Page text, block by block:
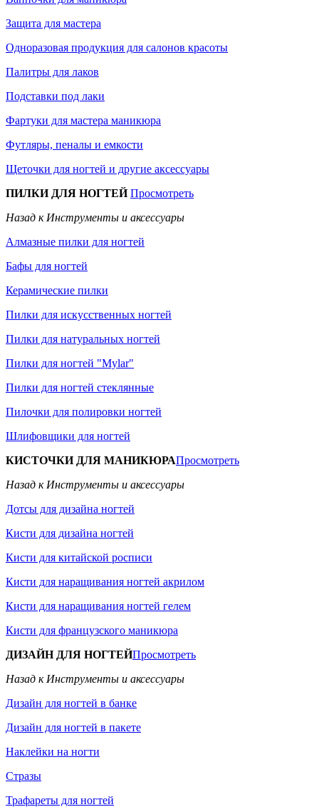
Защита для мастера
Одноразовая продукция для салонов красоты
Палитры для лаков
Подставки под лаки
Фартуки для мастера маникюра
Футляры, пеналы и емкости
Щеточки для ногтей и другие аксессуары
ПИЛКИ ДЛЯ НОГТЕЙПросмотреть
Назад к Инструменты и аксессуары
Алмазные пилки для ногтей
Бафы для ногтей
Керамические пилки
Пилки для искусственных ногтей
Пилки для натуральных ногтей
Пилки для ногтей "Mylar"
Пилки для ногтей стеклянные
Пилочки для полировки ногтей
Шлифовщики для ногтей
КИСТОЧКИ ДЛЯ МАНИКЮРАПросмотреть
Назад к Инструменты и аксессуары
Дотсы для дизайна ногтей
Кисти для дизайна ногтей
Кисти для китайской росписи
Кисти для наращивания ногтей акрилом
Кисти для наращивания ногтей гелем
Кисти для французского маникюра
ДИЗАЙН ДЛЯ НОГТЕЙПросмотреть
Назад к Инструменты и аксессуары
Дизайн для ногтей в банке
Дизайн для ногтей в пакете
Наклейки на ногти
Стразы
Трафареты для ногтей